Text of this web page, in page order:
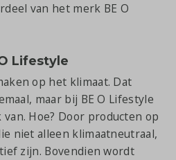
van het merk BE O
Lifestyle
op het klimaat. Dat
maar bij BE O Lifestyle
Hoe? Door producten op
niet alleen klimaatneutraal,
zijn. Bovendien wordt